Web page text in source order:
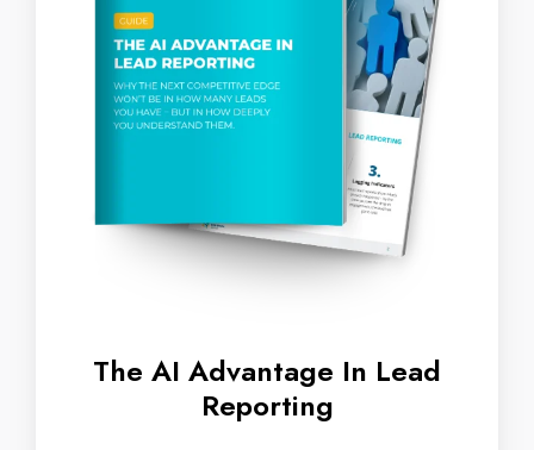
The AI Advantage In Lead
Reporting
Reporting